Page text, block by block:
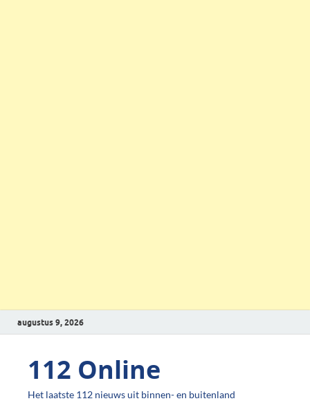
augustus 9, 2026
112 Online
Het laatste 112 nieuws uit binnen- en buitenland